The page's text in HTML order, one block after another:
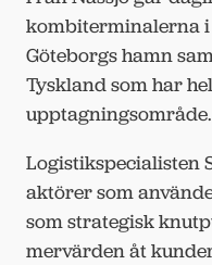
kombiterminalerna i
Göteborgs hamn
Tyskland som har
upptagningsområde.
Logistikspecialisten
aktörer som
som strategisk
mervärden åt